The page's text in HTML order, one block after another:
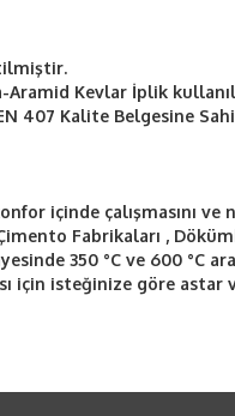
Aramid Kevlar İplik
407 Kalite Belgesine
içinde çalışmasını ve
Fabrikaları ,
350 °C ve 600 °C
için isteğinize göre